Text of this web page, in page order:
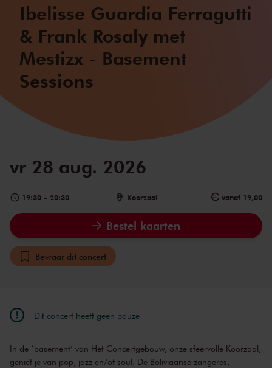
Ibelisse Guardia Ferragutti
& Frank Rosaly met
Mestizx - Basement
Sessions
vr 28 aug. 2026
19:30 – 20:30 Koorzaal vanaf 19,00
Bestel kaarten
Bewaar dit concert
Dit concert heeft geen pauze
In de ‘basement’ van Het Concertgebouw, onze sfeervolle Koorzaal,
geniet je van pop, jazz en/of soul. De Boliviaanse zangeres,